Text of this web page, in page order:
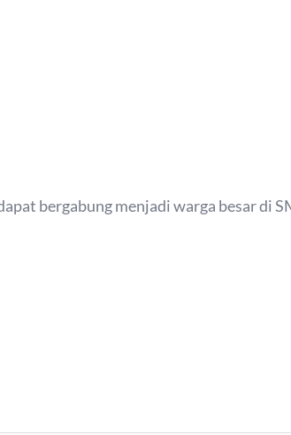
bergabung menjadi warga besar di